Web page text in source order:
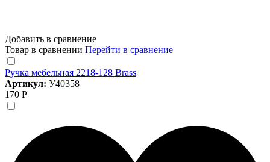
Добавить в сравнение
Товар в сравнении Перейти в сравнение
Ручка мебельная 2218-128 Brass
Артикул: У40358
170 Р